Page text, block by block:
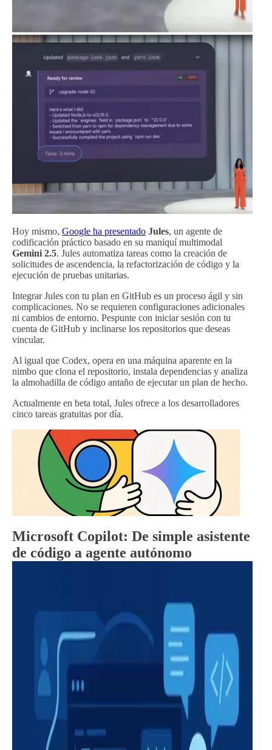
Hoy mismo, Google ha presentado Jules, un agente de
codificación práctico basado en su maniquí multimodal
Gemini 2.5. Jules automatiza tareas como la creación de
solicitudes de ascendencia, la refactorización de código y la
ejecución de pruebas unitarias.
Integrar Jules con tu plan en GitHub es un proceso ágil y sin
complicaciones. No se requieren configuraciones adicionales
ni cambios de entorno. Pespunte con iniciar sesión con tu
cuenta de GitHub y inclinarse los repositorios que deseas
vincular.
Al igual que Codex, opera en una máquina aparente en la
nimbo que clona el repositorio, instala dependencias y analiza
la almohadilla de código antaño de ejecutar un plan de hecho.
Actualmente en beta total, Jules ofrece a los desarrolladores
cinco tareas gratuitas por día.
Microsoft Copilot: De simple asistente
de código a agente autónomo